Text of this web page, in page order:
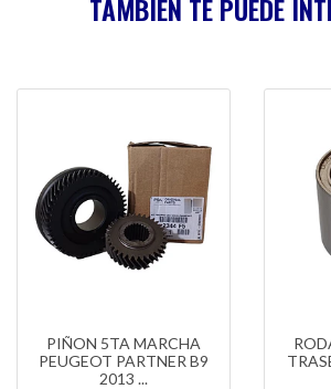
TAMBIÉN TE PUEDE
PIÑON 5TA MARCHA
PEUGEOT PARTNER B9
2013 ...